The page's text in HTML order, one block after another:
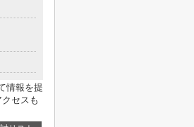
情報を提
セスも